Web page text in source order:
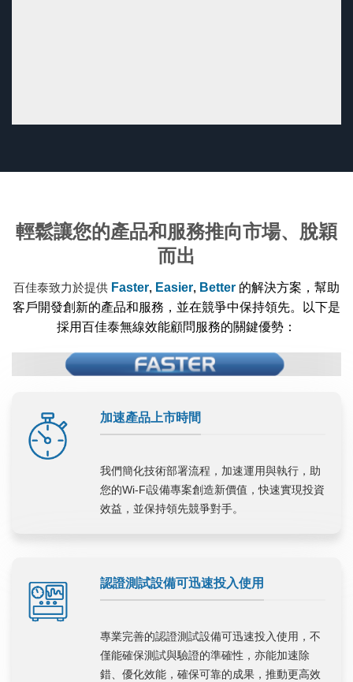
輕鬆讓您的產品和服務推向市場、脫穎
而出
百佳泰致力於提供 Faster, Easier, Better 的解決方案，幫助
客戶開發創新的產品和服務，並在競爭中保持領先。以下是
採用百佳泰無線效能顧問服務的關鍵優勢：
加速產品上市時間
我們簡化技術部署流程，加速運用與執行，助
您的Wi-Fi設備專案創造新價值，快速實現投資
效益，並保持領先競爭對手。
認證測試設備可迅速投入使用
專業完善的認證測試設備可迅速投入使用，不
僅能確保測試與驗證的準確性，亦能加速除
錯、優化效能，確保可靠的成果，推動更高效